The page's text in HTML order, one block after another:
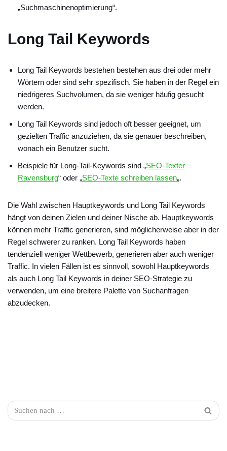
„Suchmaschinenoptimierung“.
Long Tail Keywords
Long Tail Keywords bestehen bestehen aus drei oder mehr
Wörtern oder sind sehr spezifisch. Sie haben in der Regel ein
niedrigeres Suchvolumen, da sie weniger häufig gesucht
werden.
Long Tail Keywords sind jedoch oft besser geeignet, um
gezielten Traffic anzuziehen, da sie genauer beschreiben,
wonach ein Benutzer sucht.
Beispiele für Long-Tail-Keywords sind „SEO-Texter
Ravensburg“ oder „SEO-Texte schreiben lassen„.
Die Wahl zwischen Hauptkeywords und Long Tail Keywords
hängt von deinen Zielen und deiner Nische ab. Hauptkeywords
können mehr Traffic generieren, sind möglicherweise aber in der
Regel schwerer zu ranken. Long Tail Keywords haben
tendenziell weniger Wettbewerb, generieren aber auch weniger
Traffic. In vielen Fällen ist es sinnvoll, sowohl Hauptkeywords
als auch Long Tail Keywords in deiner SEO-Strategie zu
verwenden, um eine breitere Palette von Suchanfragen
abzudecken.